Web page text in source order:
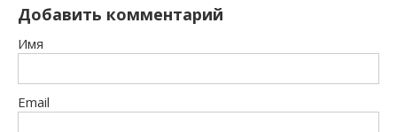
Добавить комментарий
Имя
Email